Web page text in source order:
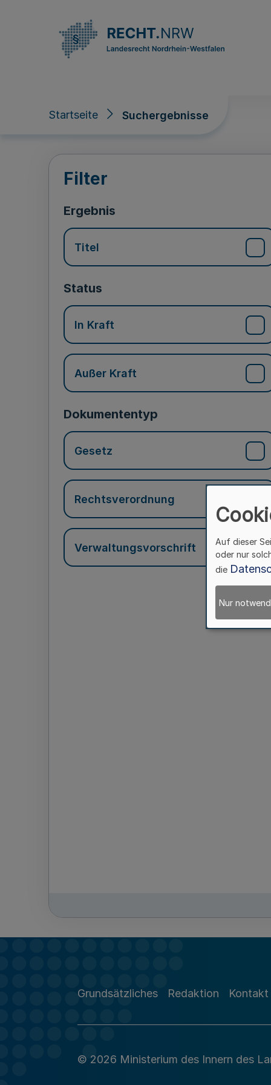
Startseite Suchergebnisse
Suchergebnisse
Filter
Ergebnis
Titel
Status
In Kraft
Außer Kraft
Dokumententyp
Gesetz
Rechtsverordnung
Verwaltungsvorschrift
Grundsätzliches Redaktion Kontakt
© 2026 Ministerium des Innern des
Auf dieser
oder nur
die
Nur